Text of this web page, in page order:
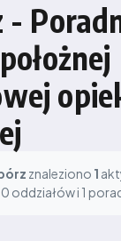
-
znaleziono 1
oddziałów i 1